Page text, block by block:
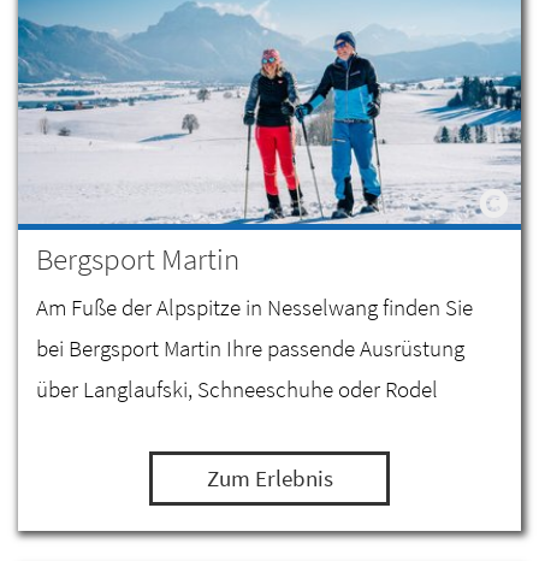
Bergsport Martin
Am Fuße der Alpspitze in Nesselwang finden Sie
bei Bergsport Martin Ihre passende Ausrüstung
über Langlaufski, Schneeschuhe oder Rodel
Zum Erlebnis